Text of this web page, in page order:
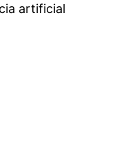
artificial